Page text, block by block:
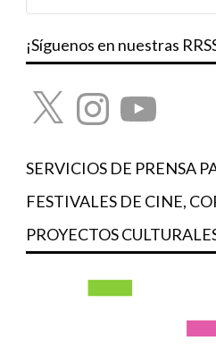
¡Síguenos en nuestras
X InstagramYouTube
SERVICIOS DE PRENSA
FESTIVALES DE CINE,
PROYECTOS